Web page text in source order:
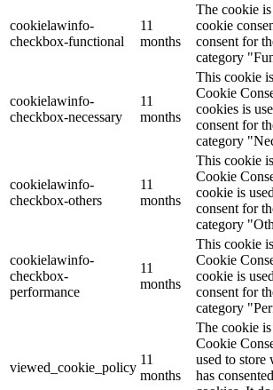
cookielawinfo-
checkbox-functional
11
months
The cookie
cookie
consent for
category
cookielawinfo-
checkbox-necessary
11
months
This cookie
Cookie
cookies is
consent for
category
cookielawinfo-
checkbox-others
11
months
This cookie
Cookie
cookie is
consent for
category
cookielawinfo-
checkbox-
performance
11
months
This cookie
Cookie
cookie is
consent for
category
viewed_cookie_policy
11
months
The cookie
Cookie
used to store
has